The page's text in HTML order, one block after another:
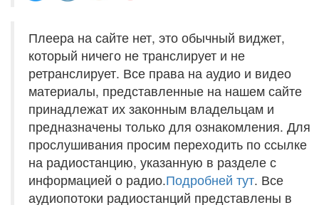
Плеера на сайте нет, это обычный виджет,
который ничего не транслирует и не
ретранслирует. Все права на аудио и видео
материалы, представленные на нашем сайте
принадлежат их законным владельцам и
предназначены только для ознакомления. Для
прослушивания просим переходить по ссылке
на радиостанцию, указанную в разделе с
информацией о радио.Подробней тут. Все
аудиопотоки радиостанций представлены в